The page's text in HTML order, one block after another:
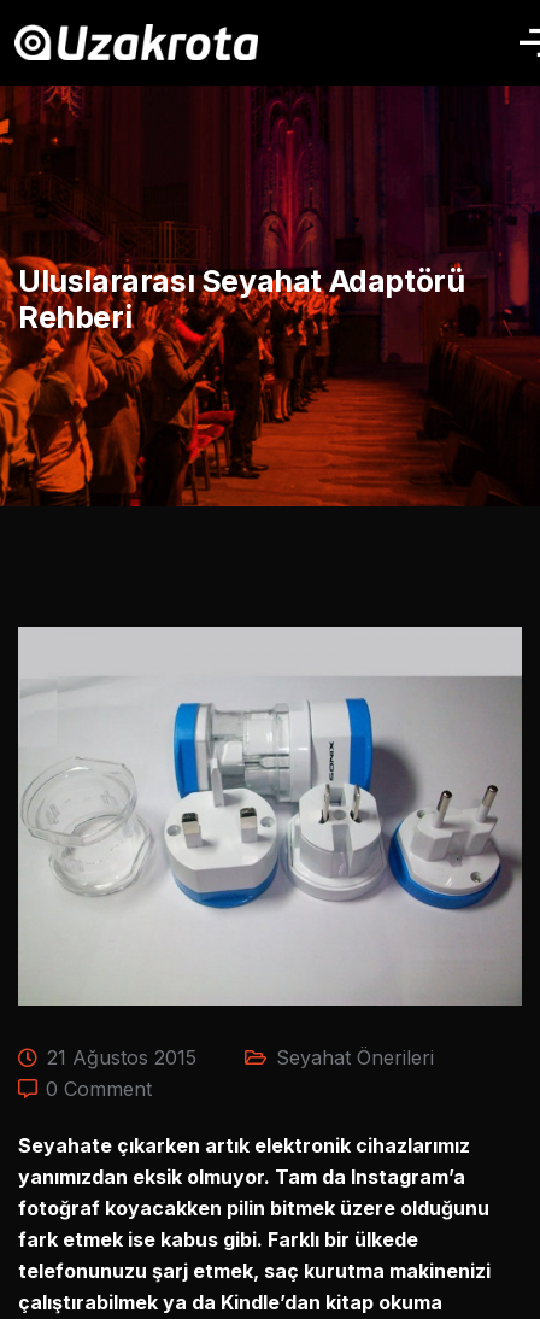
Uluslararası Seyahat Adaptörü
Rehberi
21 Ağustos 2015
Seyahat Önerileri
0 Comment
Seyahate çıkarken artık elektronik cihazlarımız
yanımızdan eksik olmuyor. Tam da Instagram’a
fotoğraf koyacakken pilin bitmek üzere olduğunu
fark etmek ise kabus gibi. Farklı bir ülkede
telefonunuzu şarj etmek, saç kurutma makinenizi
çalıştırabilmek ya da Kindle’dan kitap okuma